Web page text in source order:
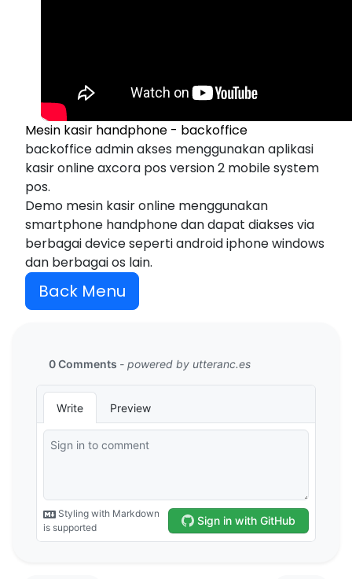
Mesin kasir handphone - backoffice
backoffice admin akses menggunakan aplikasi
kasir online axcora pos version 2 mobile system
pos.
Demo mesin kasir online menggunakan
smartphone handphone dan dapat diakses via
berbagai device seperti android iphone windows
dan berbagai os lain.
Back Menu